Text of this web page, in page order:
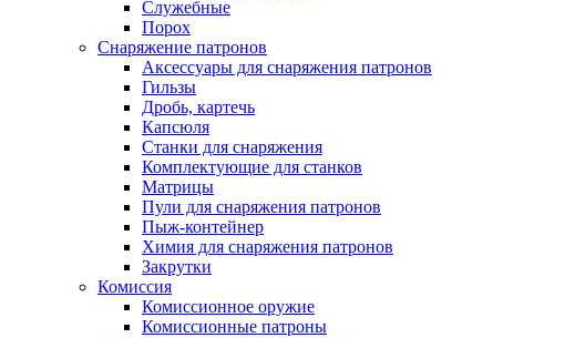
Служебные
Порох
Снаряжение патронов
Аксессуары для снаряжения патронов
Гильзы
Дробь, картечь
Капсюля
Станки для снаряжения
Комплектующие для станков
Матрицы
Пули для снаряжения патронов
Пыж-контейнер
Химия для снаряжения патронов
Закрутки
Комиссия
Комиссионное оружие
Комиссионные патроны